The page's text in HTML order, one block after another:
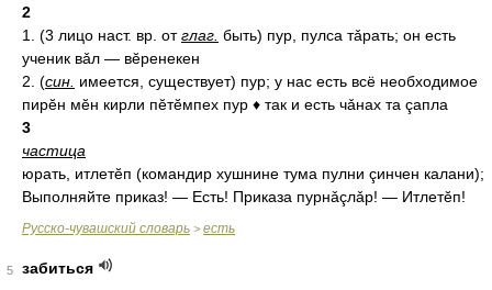
2
1. (3 лицо наст. вр. отглаг. быть) пур, пулса тǎрать; он есть
ученик вǎл — вĕренекен
2. (син. имеется, существует) пур; у нас есть всё необходимое
пирĕн мĕн кирли пĕтĕмпех пур ♦ так и есть чǎнах та çапла
3
частица
юрать, итлетĕп (командир хушнине тума пулни çинчен калани);
Выполняйте приказ! — Есть! Приказа пурнǎçлǎр! — Итлетĕп!
Русско-чувашский словарь > есть
5
забиться